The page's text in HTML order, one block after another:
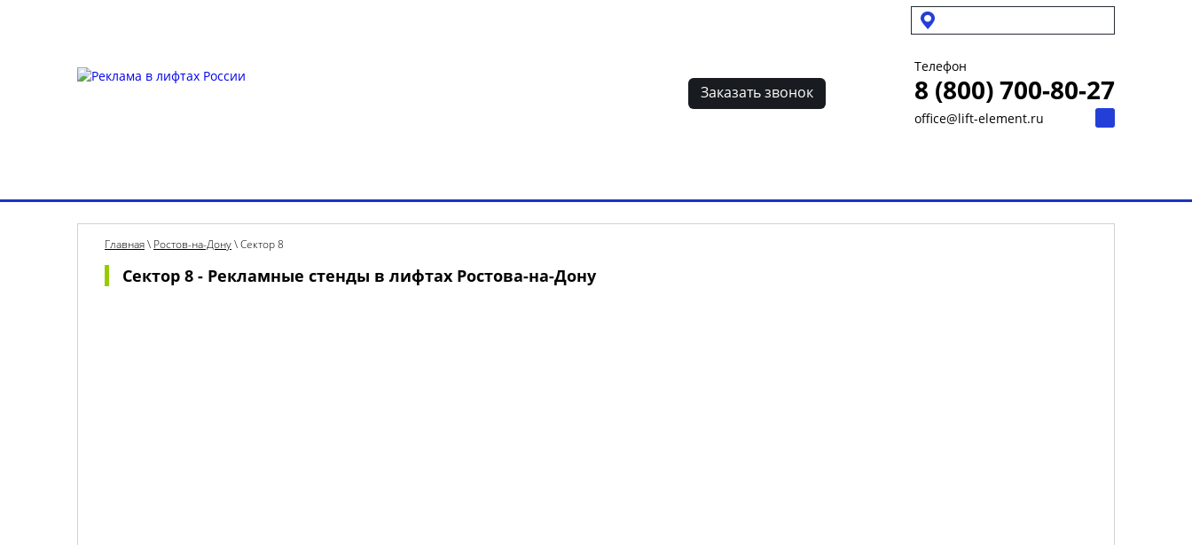
Телефон
8 (800) 700-80-27
office@lift-element.ru
Заказать звонок
Главная\ Ростов-на-Дону\Сектор 8
Сектор 8 - Рекламные стенды в лифтах Ростова-на-Дону